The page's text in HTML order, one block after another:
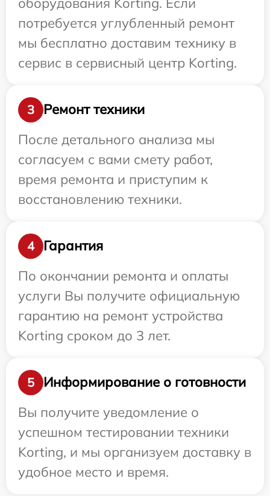
потребуется углубленный ремонт
мы бесплатно доставим технику в
сервис в сервисный центр Korting.
3
Ремонт техники
После детального анализа мы
согласуем с вами смету работ,
время ремонта и приступим к
восстановлению техники.
4
Гарантия
По окончании ремонта и оплаты
услуги Вы получите официальную
гарантию на ремонт устройства
Korting сроком до 3 лет.
5
Информирование о готовности
Вы получите уведомление о
успешном тестировании техники
Korting, и мы организуем доставку в
удобное место и время.